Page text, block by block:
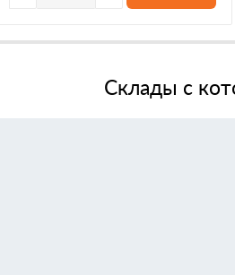
Склады с